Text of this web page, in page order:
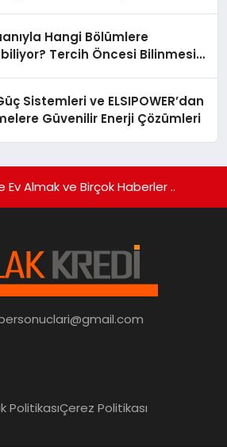
Hangi Bölümlere
Tercih Öncesi Bilinmesi
Sistemleri ve ELSIPOWER’dan
Güvenilir Enerji Çözümleri
Ev Almak ve Birçok Haberler ..
PolitikasıÇerez Politikası